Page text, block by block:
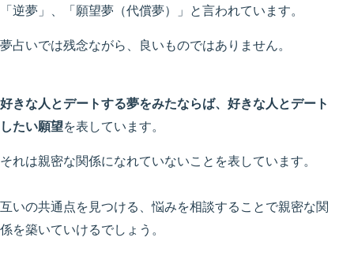
「逆夢」、「願望夢（代償夢）」と言われています。
夢占いでは残念ながら、良いものではありません。
好きな人とデートする夢をみたならば、好きな人とデート
したい願望を表しています。
それは親密な関係になれていないことを表しています。
互いの共通点を見つける、悩みを相談することで親密な関
係を築いていけるでしょう。